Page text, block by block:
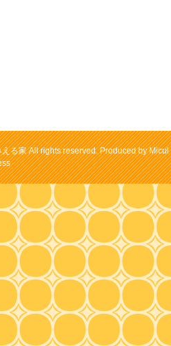
る家 All rights reserved. Produced by Micul